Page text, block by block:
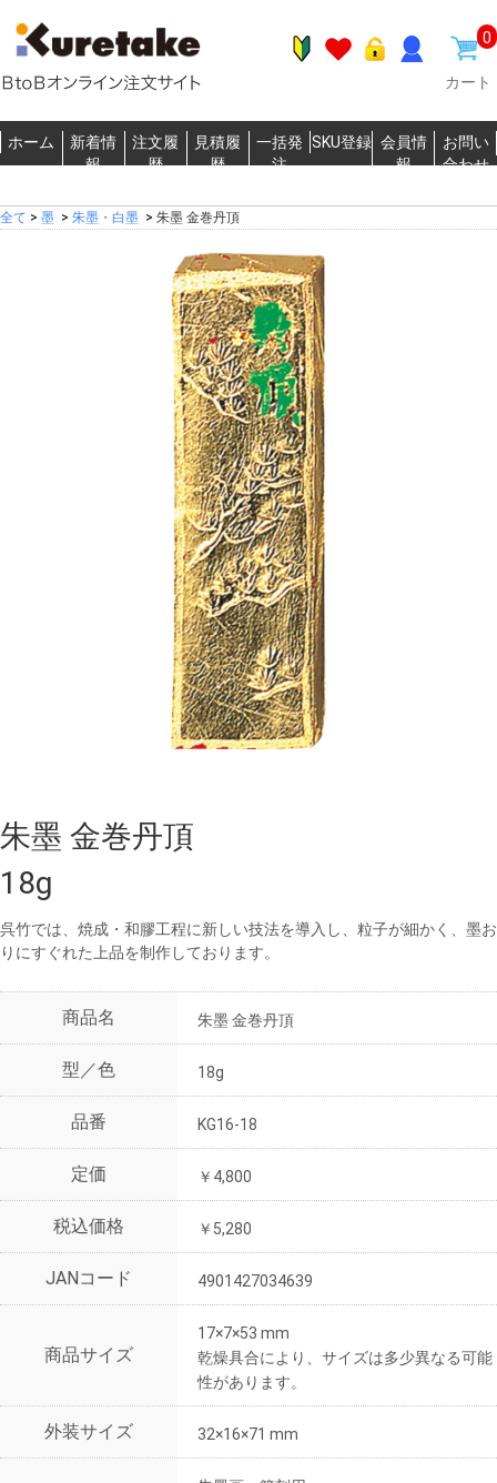
0
カート
ホーム
新着情
報
注文履
歴
見積履
歴
一括発
注
SKU登録 会員情
報
お問い
合わせ
全て > 墨 > 朱墨・白墨 > 朱墨 金巻丹頂
朱墨 金巻丹頂
18g
呉竹では、焼成・和膠工程に新しい技法を導入し、粒子が細かく、墨お
りにすぐれた上品を制作しております。
商品名 朱墨 金巻丹頂
型／色 18g
品番 KG16-18
定価 ￥4,800
税込価格 ￥5,280
JANコード 4901427034639
商品サイズ
17×7×53 mm
乾燥具合により、サイズは多少異なる可能
性があります。
外装サイズ 32×16×71 mm